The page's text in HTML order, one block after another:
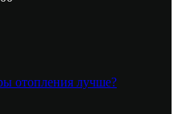
отопления лучше?